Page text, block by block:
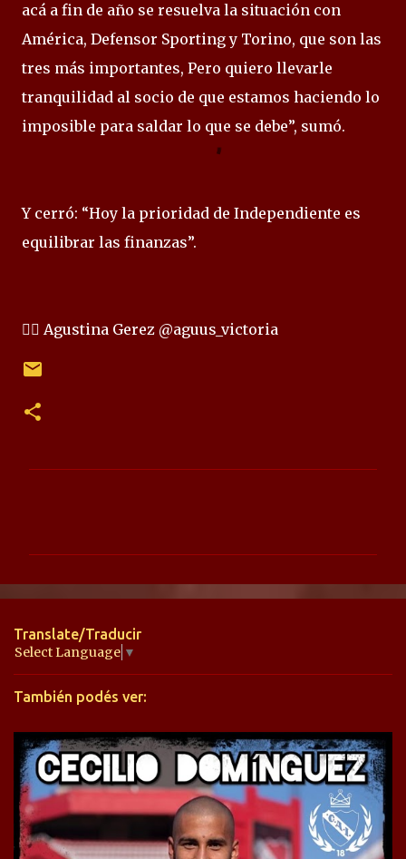
acá a fin de año se resuelva la situación con
América, Defensor Sporting y Torino, que son las
tres más importantes, Pero quiero llevarle
tranquilidad al socio de que estamos haciendo lo
imposible para saldar lo que se debe”, sumó.
Y cerró: “Hoy la prioridad de Independiente es
equilibrar las finanzas”.
✍🏻 Agustina Gerez @aguus_victoria
n
a
r
i
s
Translate/Traducir
Select Language ▼
También podés ver: